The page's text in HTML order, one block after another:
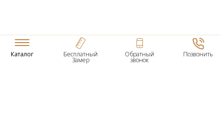
Каталог Бесплатный
Замер
Обратный
звонок
Позвонить